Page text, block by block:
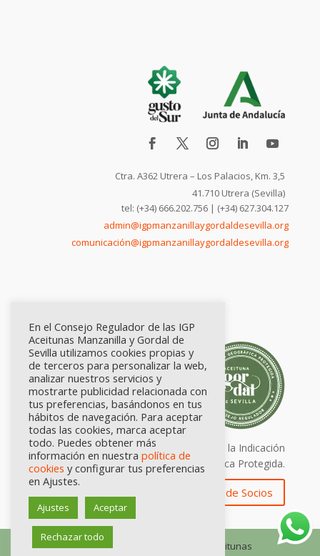
Ctra. A362 Utrera – Los Palacios, Km. 3,5
41.710 Utrera (Sevilla)
tel: (+34) 666.202.756 | (+34) 627.304.127
admin@igpmanzanillaygordaldesevilla.org
comunicación@igpmanzanillaygordaldesevilla.org
Calidad certificada por Origen. Sellos de la Indicación
Geográfica Protegida.
Zona de Socios
© Consejo Regulador de las IGP Aceitunas
En el Consejo Regulador de las IGP
Aceitunas Manzanilla y Gordal de
Sevilla utilizamos cookies propias y
de terceros para personalizar la web,
analizar nuestros servicios y
mostrarte publicidad relacionada con
tus preferencias, basándonos en tus
hábitos de navegación. Para aceptar
todas las cookies, marca aceptar
todo. Puedes obtener más
información en nuestra política de
cookies y configurar tus preferencias
en Ajustes.
Ajustes Aceptar
Rechazar todo